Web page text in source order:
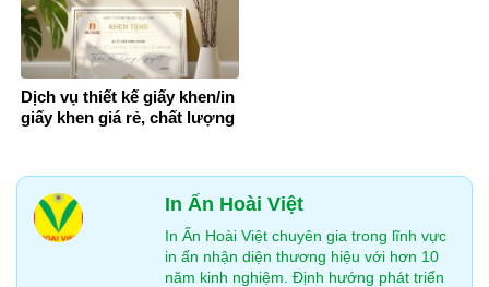
Dịch vụ thiết kế giấy khen/in
giấy khen giá rẻ, chất lượng
In Ấn Hoài Việt
In Ấn Hoài Việt chuyên gia trong lĩnh vực
in ấn nhận diện thương hiệu với hơn 10
năm kinh nghiệm. Định hướng phát triển